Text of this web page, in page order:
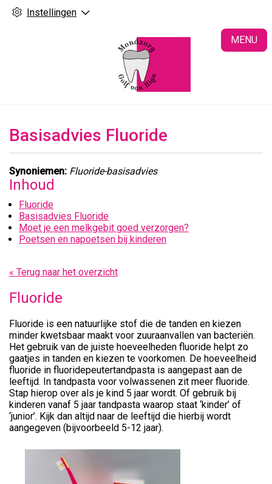
Instellingen
MENU
Basisadvies Fluoride
Synoniemen: Fluoride-basisadvies
Inhoud
Fluoride
Basisadvies Fluoride
Moet je een melkgebit goed verzorgen?
Poetsen en napoetsen bij kinderen
« Terug naar het overzicht
Fluoride
Fluoride is een natuurlijke stof die de tanden en kiezen
minder kwetsbaar maakt voor zuuraanvallen van bacteriën.
Het gebruik van de juiste hoeveelheden fluoride helpt zo
gaatjes in tanden en kiezen te voorkomen. De hoeveelheid
fluoride in fluoridepeutertandpasta is aangepast aan de
leeftijd. In tandpasta voor volwassenen zit meer fluoride.
Stap hierop over als je kind 5 jaar wordt. Of gebruik bij
kinderen vanaf 5 jaar tandpasta waarop staat ‘kinder’ of
‘junior’. Kijk dan altijd naar de leeftijd die hierbij wordt
aangegeven (bijvoorbeeld 5-12 jaar).